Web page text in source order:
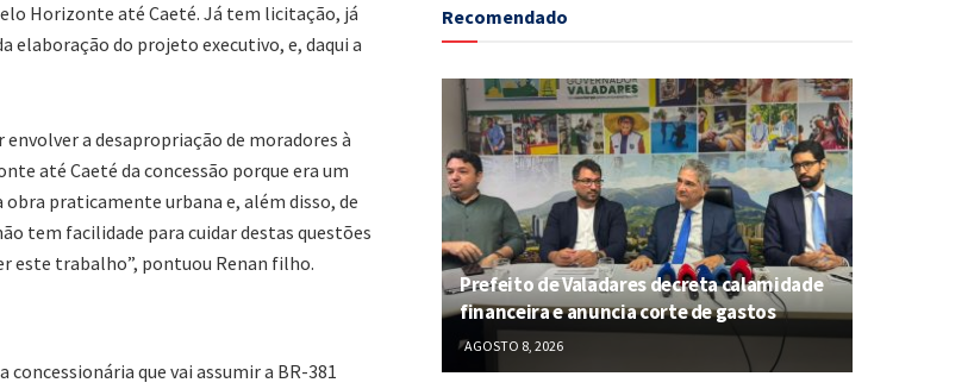
Horizonte até Caeté. Já tem licitação, já
elaboração do projeto executivo, e, daqui a
a desapropriação de moradores à
até Caeté da concessão porque era um
praticamente urbana e, além disso, de
tem facilidade para cuidar destas questões
este trabalho”, pontuou Renan filho.
que vai assumir a BR-381
Recomendado
Prefeito de Valadares decreta calamidade
financeira e anuncia corte de gastos
AGOSTO 8, 2026